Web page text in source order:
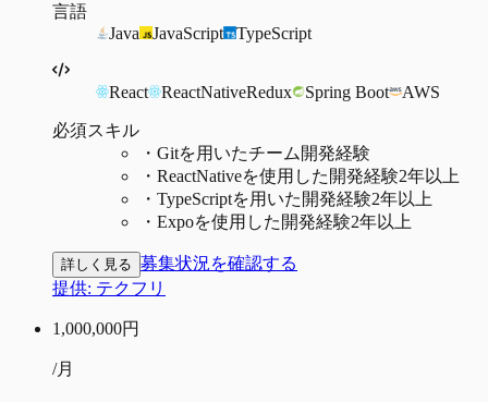
言語
Java
JavaScript TypeScript
React ReactNativeRedux Spring Boot AWS
必須スキル
・ Gitを用いたチーム開発経験
・ ReactNativeを使用した開発経験2年以上
・ TypeScriptを用いた開発経験2年以上
・ Expoを使用した開発経験2年以上
詳しく見る 募集状況を確認する
提供: テクフリ
1,000,000円
/月